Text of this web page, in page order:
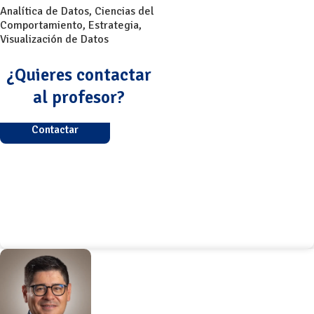
Analítica de Datos, Ciencias del
Comportamiento, Estrategia,
Visualización de Datos
¿Quieres contactar
al profesor?
Contactar